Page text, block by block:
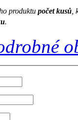
produktu počet kusů
.